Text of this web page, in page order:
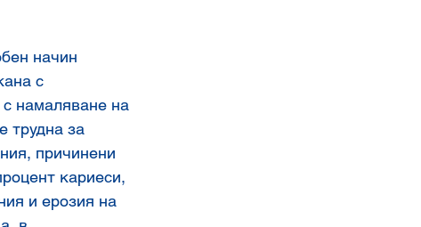
начин
с
намаляване на
трудна за
причинени
кариеси,
и ерозия на